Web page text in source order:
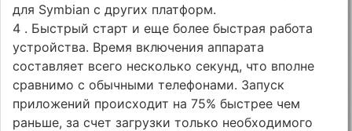
для Symbian с других платформ.
4 . Быстрый старт и еще более быстрая работа
устройства. Время включения аппарата
составляет всего несколько секунд, что вполне
сравнимо с обычными телефонами. Запуск
приложений происходит на 75% быстрее чем
раньше, за счет загрузки только необходимого